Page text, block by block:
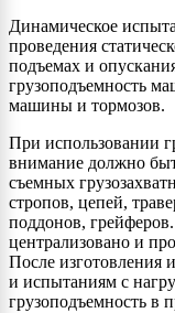
Динамическое
проведения
подъемах и
грузоподъемность
машины и тормозов.
При использовании
внимание должно
съемных
стропов, цепей,
поддонов,
централизовано и
После изготовления
и испытаниям с
грузоподъемность в